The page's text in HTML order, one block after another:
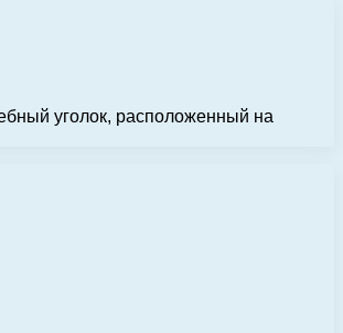
уголок, расположенный на